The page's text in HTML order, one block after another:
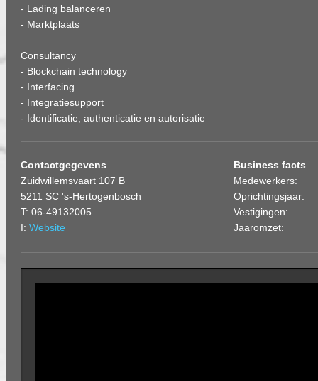
- Lading balanceren
- Marktplaats
Consultancy
- Blockchain technology
- Interfacing
- Integratiesupport
- Identificatie, authenticatie en autorisatie
Contactgegevens
Zuidwillemsvaart 107 B
5211 SC 's-Hertogenbosch
T: 06-49132005
I: Website
Business facts
Medewerkers:
Oprichtingsjaar:
Vestigingen:
Jaaromzet: